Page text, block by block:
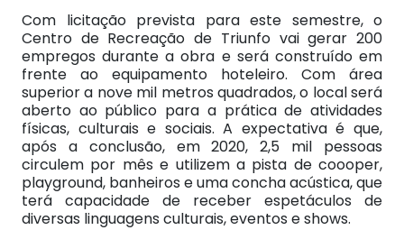
Com licitação prevista para este semestre, o
Centro de Recreação de Triunfo vai gerar 200
empregos durante a obra e será construído em
frente ao equipamento hoteleiro. Com área
superior a nove mil metros quadrados, o local será
aberto ao público para a prática de atividades
físicas, culturais e sociais. A expectativa é que,
após a conclusão, em 2020, 2,5 mil pessoas
circulem por mês e utilizem a pista de coooper,
playground, banheiros e uma concha acústica, que
terá capacidade de receber espetáculos de
diversas linguagens culturais, eventos e shows.